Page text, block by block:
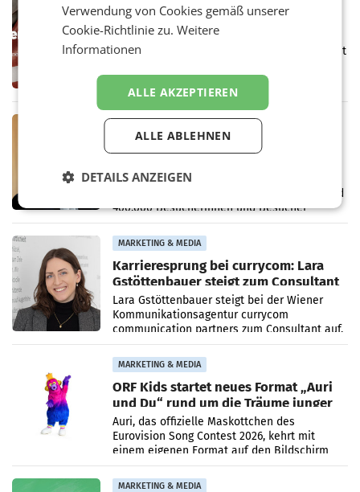
Werbe Akademie startet neue
Imagekampagne rund um Praxisnähe
Unter dem Slogan „Näher dran geht nicht. Mit
Bildungseinrichtung des WIFI Wien eine neue
Imagekampagne gestartet.
MARKETING & MEDIA
Halbjahresbilanz cine.ma:
400.000 Besucher mehr
Das österreichische Kino setzt seinen
positiven Wachstumskurs fort. Mit einer rund
400.000 Besucherinnen und Besucher
höheren Nettoreichweite im ersten Halbjahr
2026 gegenüber dem
MARKETING & MEDIA
Karrieresprung bei currycom: Lara
Gstöttenbauer steigt zum Consultant
auf
Lara Gstöttenbauer steigt bei der Wiener
Kommunikationsagentur currycom
communication partners zum Consultant auf.
Die 27-jährige Beraterin betreut Kundinnen
und Kunden in den Bereichen
MARKETING & MEDIA
ORF Kids startet neues Format „Auri
und Du“ rund um die Träume junger
Menschen
Auri, das offizielle Maskottchen des
Eurovision Song Contest 2026, kehrt mit
einem eigenen Format auf den Bildschirm
zurück. In der neuen Sendung „Auri und Du“
bei ORF Kids steht
MARKETING & MEDIA
Verwendung von Cookies gemäß unserer
Cookie-Richtlinie zu.Weitere
Informationen
ALLE AKZEPTIEREN
ALLE ABLEHNEN
DETAILS ANZEIGEN